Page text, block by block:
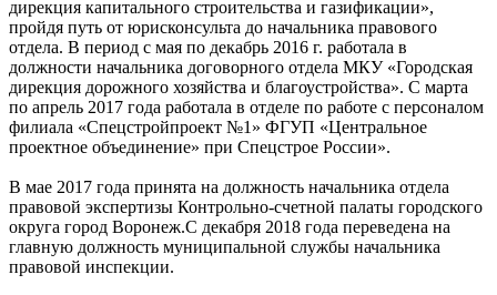
дирекция капитального строительства и газификации»,
пройдя путь от юрисконсульта до начальника правового
отдела. В период с мая по декабрь 2016 г. работала в
должности начальника договорного отдела МКУ «Городская
дирекция дорожного хозяйства и благоустройства». С марта
по апрель 2017 года работала в отделе по работе с персоналом
филиала «Спецстройпроект №1» ФГУП «Центральное
проектное объединение» при Спецстрое России».
В мае 2017 года принята на должность начальника отдела
правовой экспертизы Контрольно-счетной палаты городского
округа город Воронеж.С декабря 2018 года переведена на
главную должность муниципальной службы начальника
правовой инспекции.